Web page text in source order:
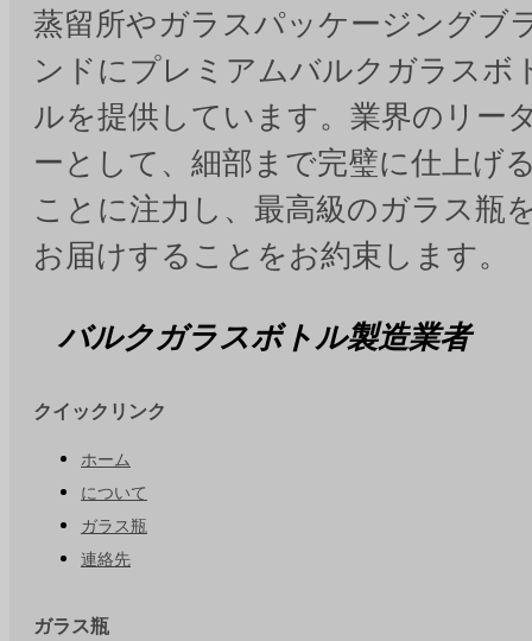
蒸留所やガラスパッケージングブ
ンドにプレミアムバルクガラスボ
ルを提供しています。業界のリー
ーとして、細部まで完璧に仕上げ
ことに注力し、最高級のガラス瓶
お届けすることをお約束します。
バルクガラスボトル製造業者
クイックリンク
ホーム
について
ガラス瓶
連絡先
ガラス瓶